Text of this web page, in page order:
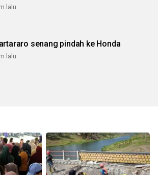
lalu
senang pindah ke Honda
lalu